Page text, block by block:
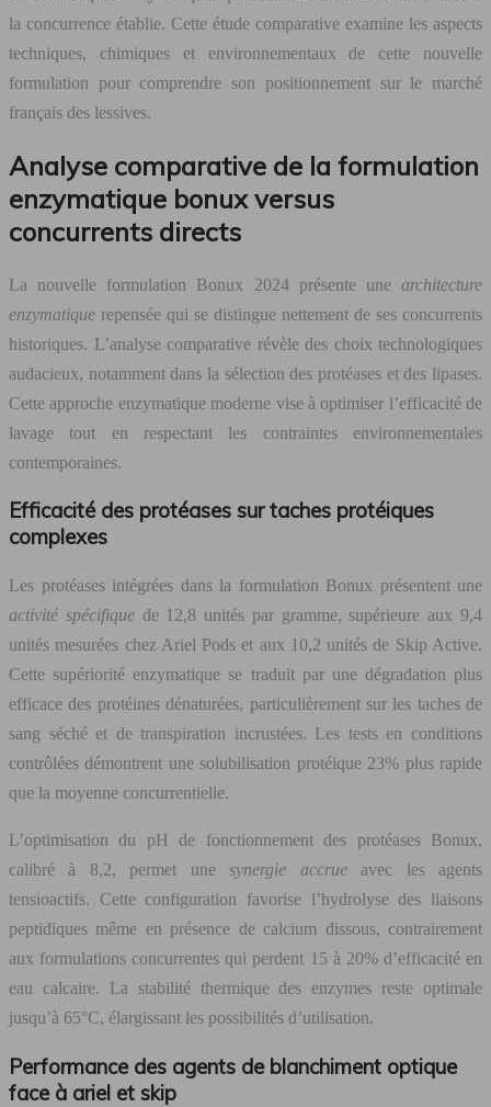
la concurrence établie. Cette étude comparative examine les aspects
techniques, chimiques et environnementaux de cette nouvelle
formulation pour comprendre son positionnement sur le marché
français des lessives.
Analyse comparative de la formulation
enzymatique bonux versus
concurrents directs
La nouvelle formulation Bonux 2024 présente une architecture
enzymatique repensée qui se distingue nettement de ses concurrents
historiques. L’analyse comparative révèle des choix technologiques
audacieux, notamment dans la sélection des protéases et des lipases.
Cette approche enzymatique moderne vise à optimiser l’efficacité de
lavage tout en respectant les contraintes environnementales
contemporaines.
Efficacité des protéases sur taches protéiques
complexes
Les protéases intégrées dans la formulation Bonux présentent une
activité spécifique de 12,8 unités par gramme, supérieure aux 9,4
unités mesurées chez Ariel Pods et aux 10,2 unités de Skip Active.
Cette supériorité enzymatique se traduit par une dégradation plus
efficace des protéines dénaturées, particulièrement sur les taches de
sang séché et de transpiration incrustées. Les tests en conditions
contrôlées démontrent une solubilisation protéique 23% plus rapide
que la moyenne concurrentielle.
L’optimisation du pH de fonctionnement des protéases Bonux,
calibré à 8,2, permet unesynergie accrueavec les agents
tensioactifs. Cette configuration favorise l’hydrolyse des liaisons
peptidiques même en présence de calcium dissous, contrairement
aux formulations concurrentes qui perdent 15 à 20% d’efficacité en
eau calcaire. La stabilité thermique des enzymes reste optimale
jusqu’à 65°C, élargissant les possibilités d’utilisation.
Performance des agents de blanchiment optique
face à ariel et skip